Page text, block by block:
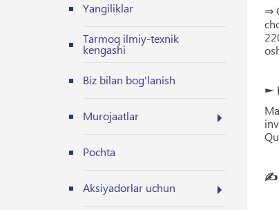
Yangiliklar
Tarmoq ilmiy-texnik
kengashi
Biz bilan bog'lanish
Murojaatlar
Pochta
Aksiyadorlar uchun
⇒
►
✍️